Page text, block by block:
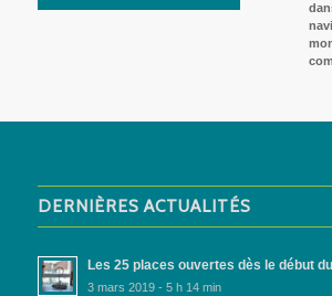
DERNIÈRES ACTUALITÉS
Les 25 places ouvertes dès le début
3 mars 2019 - 5 h 14 min